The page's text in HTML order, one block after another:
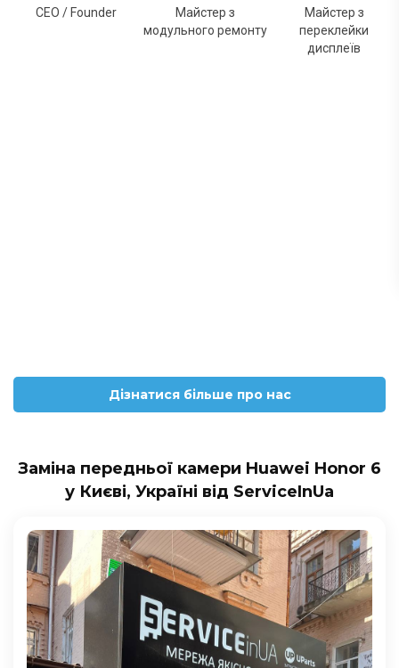
CEO / Founder
Майстер з
модульного ремонту
Майстер з
переклейки
дисплеїв
Дізнатися більше про нас
Заміна передньої камери Huawei Honor 6
у Києві, Україні від ServiceInUa